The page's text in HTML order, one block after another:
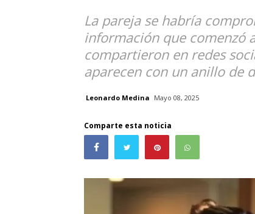
La pareja se habría
información que comenzó
compartieron en redes
aparecen con un anillo de
Leonardo Medina Mayo 08, 2025
Comparte esta noticia